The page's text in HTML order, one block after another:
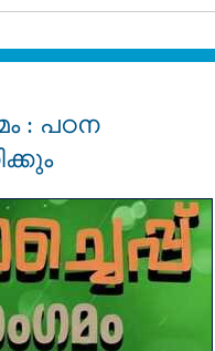
: പഠന